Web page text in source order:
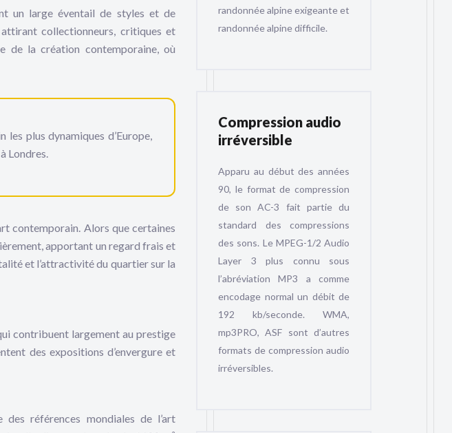
un large éventail de styles et de
collectionneurs, critiques et
de la création contemporaine, où
les plus dynamiques d’Europe,
Londres.
contemporain. Alors que certaines
apportant un regard frais et
et l’attractivité du quartier sur la
contribuent largement au prestige
des expositions d’envergure et
références mondiales de l’art
randonnée alpine exigeante et
randonnée alpine difficile.
Compression audio
irréversible
Apparu au début des années
90, le format de compression
de son AC-3 fait partie du
standard des compressions
des sons. Le MPEG-1/2 Audio
Layer 3 plus connu sous
l’abréviation MP3 a comme
encodage normal un débit de
192 kb/seconde. WMA,
mp3PRO, ASF sont d’autres
formats de compression audio
irréversibles.